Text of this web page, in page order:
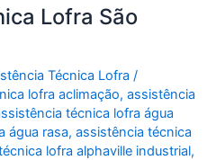
Lofra São
Técnica Lofra/
lofra aclimação,assistência
técnica lofra água
água rasa,assistência técnica
lofra alphaville industrial,